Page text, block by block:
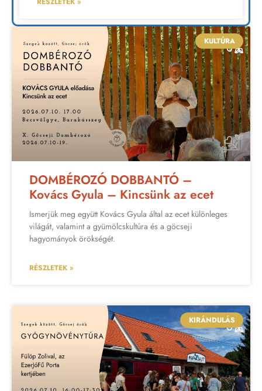
KULTÚRA
DOMBÉROZÓ DOBBANTÓ –
Kovács Gyula – Kincsünk az ecet
Ismerjük meg együtt Kovács Gyula által az ecet különleges
világát, valamint a gyümölcskultúra és a göcseji
hagyományok örökségét.
RÉSZLETEK »
KIRÁNDULÁS